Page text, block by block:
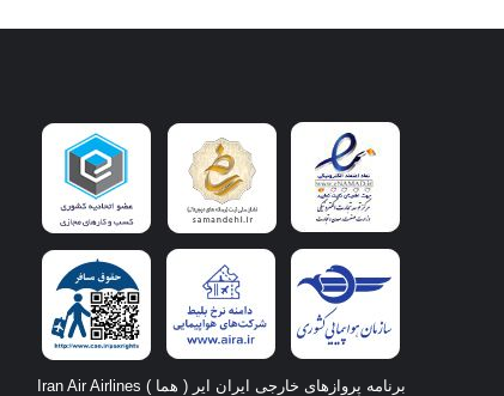
برنامه پروازهای خارجی ایران ایر ( هما ) Iran Air Airlines